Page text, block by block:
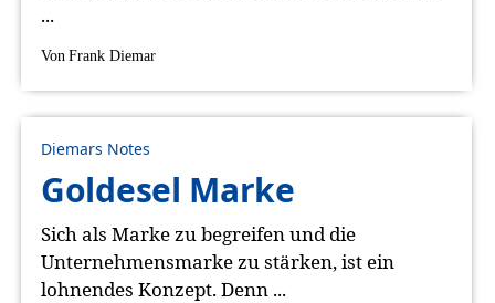
...
Von Frank Diemar
Diemars Notes
Goldesel Marke
Sich als Marke zu begreifen und die
Unternehmensmarke zu stärken, ist ein
lohnendes Konzept. Denn ...